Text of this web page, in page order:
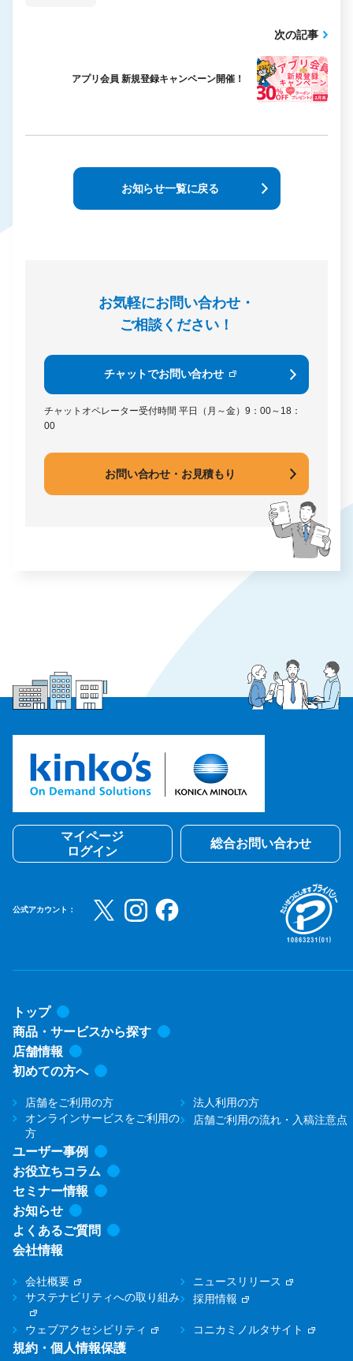
次の記事
アプリ会員 新規登録キャンペーン開催！
お知らせ一覧に戻る
お気軽にお問い合わせ・
ご相談ください！
チャットでお問い合わせ
チャットオペレーター受付時間 平日（月～金）9：00～18：
00
お問い合わせ・お見積もり
マイページ
ログイン
総合お問い合わせ
公式アカウント：
トップ
商品・サービスから探す
店舗情報
初めての方へ
店舗をご利用の方
法人利用の方
オンラインサービスをご利用の
方
店舗ご利用の流れ・入稿注意点
ユーザー事例
お役立ちコラム
セミナー情報
お知らせ
よくあるご質問
会社情報
会社概要
ニュースリリース
サステナビリティへの取り組み
採用情報
ウェブアクセシビリティ コニカミノルタサイト
規約・個人情報保護